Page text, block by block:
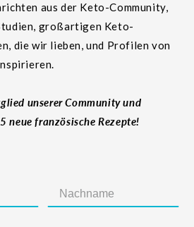
aus der Keto-Community,
großartigen Keto-
die wir lieben, und Profilen von
unserer Community und
neue französische Rezepte!